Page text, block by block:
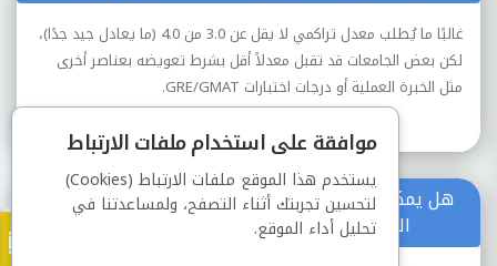
غالبًا ما يُطلب معدل تراكمي لا يقل عن 3.0 من 4.0 (ما يعادل جيد جدًا)،
لكن بعض الجامعات قد تقبل معدلاً أقل بشرط تعويضه بعناصر أخرى
مثل الخبرة العملية أو درجات اختبارات GRE/GMAT.
هل يمكن للطلبة الدوليين التقديم للحصول على درجة
الماجستير في الولايات المتحدة الأمريكية؟
موافقة على استخدام ملفات الارتباط
يستخدم هذا الموقع ملفات الارتباط (Cookies)
لتحسين تجربتك أثناء التصفح، ولمساعدتنا في
تحليل أداء الموقع.